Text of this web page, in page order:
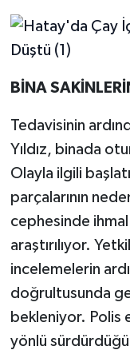
BİNA
Tedavisinin
Yıldız, binada
Olayla ilgili
parçalarının
cephesinde ihmal
araştırılıyor.
incelemelerin
doğrultusunda
bekleniyor. Polis
yönlü